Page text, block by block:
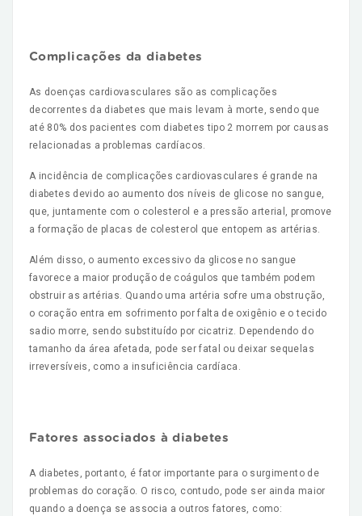
Complicações da diabetes
As doenças cardiovasculares são as complicações
decorrentes da diabetes que mais levam à morte, sendo que
até 80% dos pacientes com diabetes tipo 2 morrem por causas
relacionadas a problemas cardíacos.
A incidência de complicações cardiovasculares é grande na
diabetes devido ao aumento dos níveis de glicose no sangue,
que, juntamente com o colesterol e a pressão arterial, promove
a formação de placas de colesterol que entopem as artérias.
Além disso, o aumento excessivo da glicose no sangue
favorece a maior produção de coágulos que também podem
obstruir as artérias. Quando uma artéria sofre uma obstrução,
o coração entra em sofrimento por falta de oxigênio e o tecido
sadio morre, sendo substituído por cicatriz. Dependendo do
tamanho da área afetada, pode ser fatal ou deixar sequelas
irreversíveis, como a insuficiência cardíaca.
Fatores associados à diabetes
A diabetes, portanto, é fator importante para o surgimento de
problemas do coração. O risco, contudo, pode ser ainda maior
quando a doença se associa a outros fatores, como: